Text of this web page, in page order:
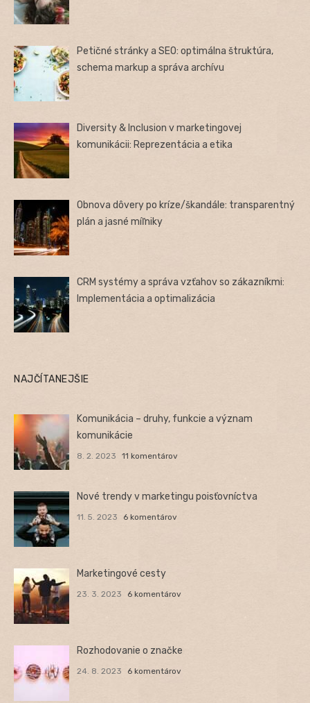
Petičné stránky a SEO: optimálna štruktúra,
schema markup a správa archívu
Diversity & Inclusion v marketingovej
komunikácii: Reprezentácia a etika
Obnova dôvery po kríze/škandále: transparentný
plán a jasné míľniky
CRM systémy a správa vzťahov so zákazníkmi:
Implementácia a optimalizácia
NAJČÍTANEJŠIE
Komunikácia – druhy, funkcie a význam
komunikácie
8. 2. 2023 11 komentárov
Nové trendy v marketingu poisťovníctva
11. 5. 2023 6 komentárov
Marketingové cesty
23. 3. 2023 6 komentárov
Rozhodovanie o značke
24. 8. 2023 6 komentárov